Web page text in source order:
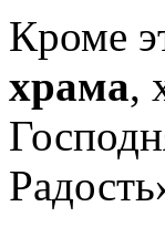
Кроме
храма,